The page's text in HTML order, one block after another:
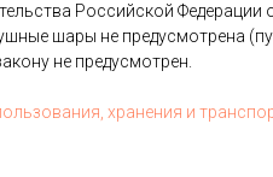
Рос­сий­ской Фе­дера­ции
ша­ры не пре­дус­мотре­на
не пре­дус­мотрен.
хра­нения и